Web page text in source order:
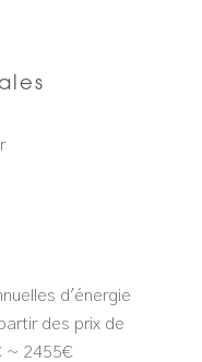
d'énergie
des prix de
~ 2455€